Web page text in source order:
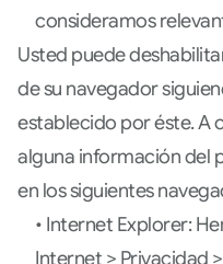
consideramos
Usted puede
de su navegador
establecido por éste. A
alguna información del
en los siguientes
• Internet Explorer:
Internet > Privacidad